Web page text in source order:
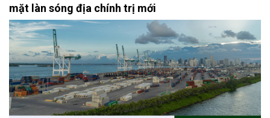
mặt làn sóng địa chính trị mới